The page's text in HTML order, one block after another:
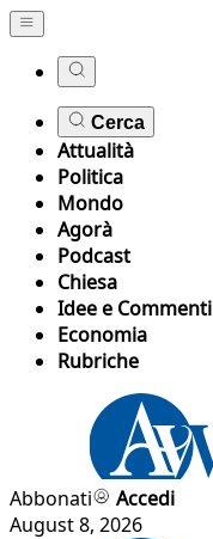
Cerca
Attualità
Politica
Mondo
Agorà
Podcast
Chiesa
Idee e Commenti
Economia
Rubriche
Abbonati
Accedi
August 8, 2026